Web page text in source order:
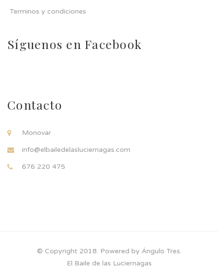
Terminos y condiciones
Síguenos en Facebook
Contacto
Monovar
info@elbailedelasluciernagas.com
676 220 475
© Copyright 2018. Powered by Ángulo Tres.
El Baile de las Luciernagas